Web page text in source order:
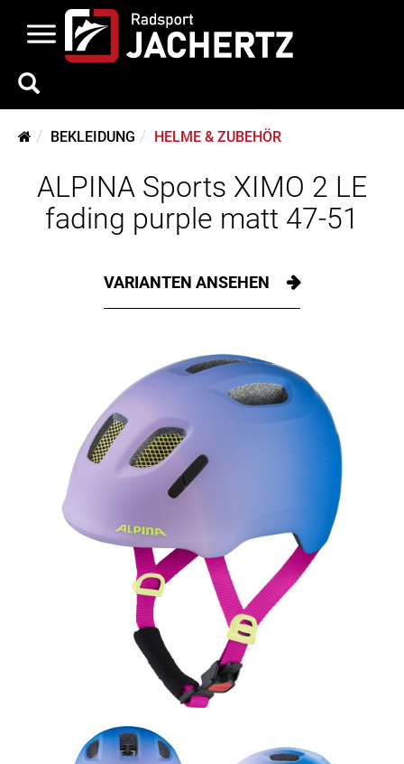
BEKLEIDUNG HELME & ZUBEHÖR
ALPINA Sports XIMO 2 LE
fading purple matt 47-51
VARIANTEN ANSEHEN